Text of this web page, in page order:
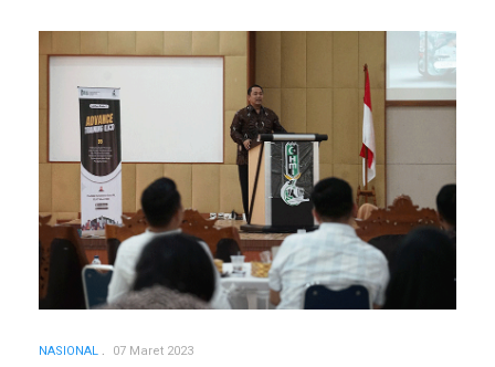
NASIONAL 07 Maret 2023